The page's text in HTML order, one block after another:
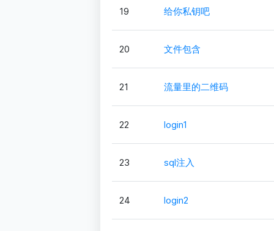
19 给你私钥吧
20 文件包含
21 流量里的二维码
22 login1
23 sql注入
24 login2